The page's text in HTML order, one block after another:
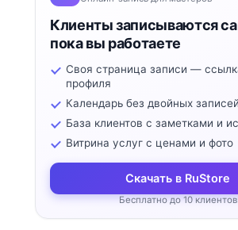
Клиенты записываются
пока вы работаете
Своя страница записи —
профиля
Календарь без двойных записей
База клиентов с заметками и
Витрина услуг с ценами и фото
Скачать в RuStore
Бесплатно до 10 клиентов